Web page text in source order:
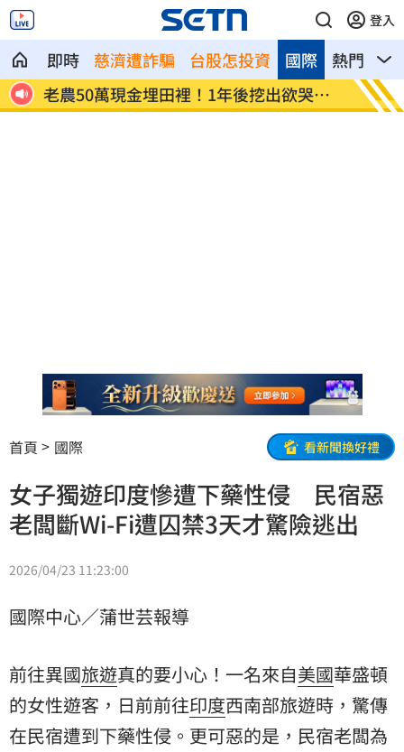
登入
即時 慈濟遭詐騙 台股怎投資 熱門 影
國際
蓋
老農50萬現金埋田裡！1年後挖出欲哭無
淚
高市
則
首頁 國際 看新聞換好禮
女子獨遊印度慘遭下藥性侵 民宿惡
老闆斷Wi-Fi遭囚禁3天才驚險逃出
2026/04/23 11:23:00
國際中心／蒲世芸報導
前往異國旅遊真的要小心！一名來自美國華盛頓
的女性遊客，日前前往印度西南部旅遊時，驚傳
在民宿遭到下藥性侵。更可惡的是，民宿老闆為